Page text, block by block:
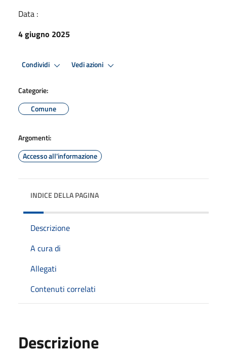
Data :
4 giugno 2025
Condividi Vedi azioni
Categorie:
Comune
Argomenti:
Accesso all'informazione
INDICE DELLA PAGINA
Descrizione
A cura di
Allegati
Contenuti correlati
Descrizione